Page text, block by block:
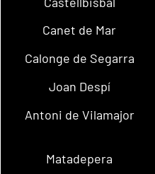
Canet de Mar
Calonge de Segarra
Joan Despí
Antoni de Vilamajor
Matadepera